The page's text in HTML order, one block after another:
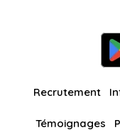
Recrutement
Témoignages